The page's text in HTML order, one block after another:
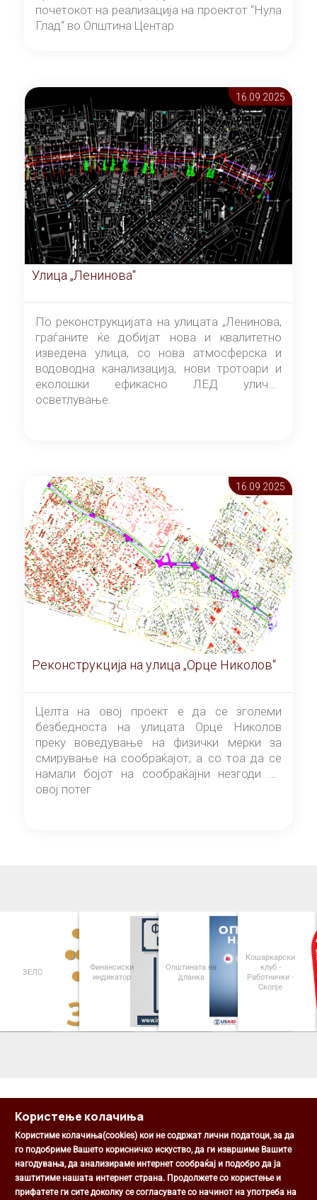
почетокот на реализација на проектот “Нула
Глад“ во Општина Центар
16.09 2025
Улица „Ленинова“
По реконструкцијата на улицата „Ленинова,
граѓаните ќе добијат нова и квалитетно
изведена улица, со нова атмосферска и
водоводна канализација, нови тротоари и
еколошки ефикасно ЛЕД улично
осветлување.
16.09 2025
Реконструкција на улица „Орце Николов“
Целта на овој проект е да се зголеми
безбедноста на улицата Орце Николов
преку воведување на физички мерки за
смирување на сообраќајот, а со тоа да се
намали бојот на сообраќајни незгоди на
овој потег
ЗЕЛС
Финансиски
индикатор
Општината на
дланка
Кошаркарски
клуб -
Работнички -
Скопје
Општина Центар
Михаил Цоков бр. 1, Скопје
Користење колачиња
Користиме колачиња(cookies) кои не содржат лични податоци, за да
го подобриме Вашето корисничко искуство, да ги извршиме Вашите
нагодувања, да анализираме интернет сообраќај и подобро да ја
заштитиме нашата интернет страна. Продолжете со користење и
прифатете ги сите доколку се согласувате со начинот на употреба на